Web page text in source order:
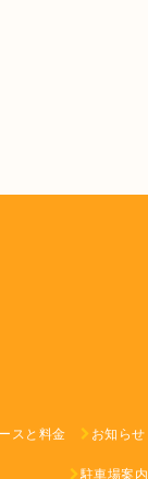
スと料金 お知らせ
駐車場案内